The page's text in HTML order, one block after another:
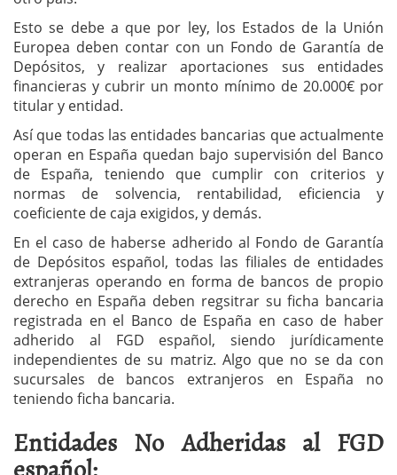
Esto se debe a que por ley, los Estados de la Unión
Europea deben contar con un Fondo de Garantía de
Depósitos, y realizar aportaciones sus entidades
financieras y cubrir un monto mínimo de 20.000€ por
titular y entidad.
Así que todas las entidades bancarias que actualmente
operan en España quedan bajo supervisión del Banco
de España, teniendo que cumplir con criterios y
normas de solvencia, rentabilidad, eficiencia y
coeficiente de caja exigidos, y demás.
En el caso de haberse adherido al Fondo de Garantía
de Depósitos español, todas las filiales de entidades
extranjeras operando en forma de bancos de propio
derecho en España deben regsitrar su ficha bancaria
registrada en el Banco de España en caso de haber
adherido al FGD español, siendo jurídicamente
independientes de su matriz. Algo que no se da con
sucursales de bancos extranjeros en España no
teniendo ficha bancaria.
Entidades No Adheridas al FGD